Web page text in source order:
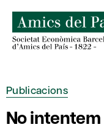
content
Publicacions
No